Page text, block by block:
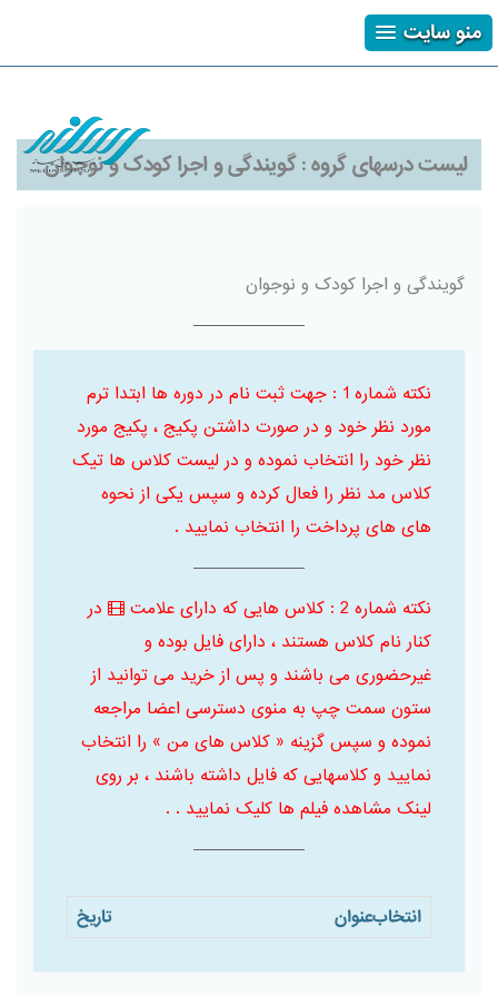
منو سایت
لیست درسهای گروه :گویندگی و اجرا کودک و نوجوان
گویندگی و اجرا کودک و نوجوان
نکته شماره 1 : جهت ثبت نام در دوره ها ابتدا ترم
مورد نظر خود و در صورت داشتن پکیج ، پکیج مورد
نظر خود را انتخاب نموده و در لیست کلاس ها تیک
کلاس مد نظر را فعال کرده و سپس یکی از نحوه
های های پرداخت را انتخاب نمایید .
نکته شماره 2 : کلاس هایی که دارای علامت
در
کنار نام کلاس هستند ، دارای فایل بوده و
غیرحضوری می باشند و پس از خرید می توانید از
ستون سمت چپ به منوی دسترسی اعضا مراجعه
نموده و سپس گزینه « کلاس های من » را انتخاب
نمایید و کلاسهایی که فایل داشته باشند ، بر روی
لینک مشاهده فیلم ها کلیک نمایید . .
انتخابعنوان تاریخ